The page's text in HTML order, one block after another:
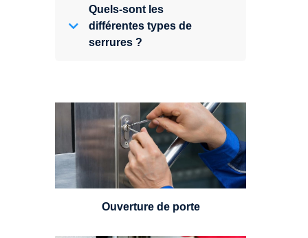
Quels-sont les
différentes types de
serrures ?
Vous avez perdu vos clés ou la
porte s'est refermée derrière vous
? Un serrurier est disponible
24h/7.
Ouverture de porte